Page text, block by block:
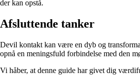
der kan opstå.
Afsluttende tanker
Devil kontakt kan være en dyb og
opnå en meningsfuld forbindelse med den
Vi håber, at denne guide har givet dig